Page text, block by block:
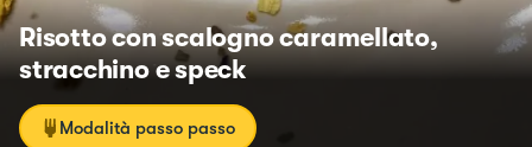
Risotto con scalogno caramellato,
stracchino e speck
Modalità passo passo